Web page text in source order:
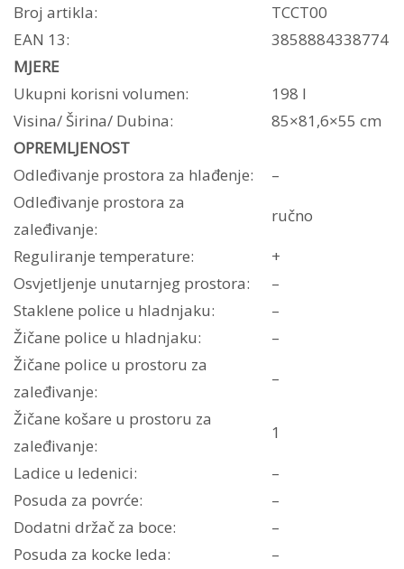
Broj artikla:
TCCT00
EAN 13:
3858884338774
MJERE
Ukupni korisni volumen:
198 l
Visina/ Širina/ Dubina:
85×81,6×55 cm
OPREMLJENOST
Odleđivanje prostora za hlađenje:
–
Odleđivanje prostora za
zaleđivanje:
ručno
Reguliranje temperature:
+
Osvjetljenje unutarnjeg prostora:
–
Staklene police u hladnjaku:
–
Žičane police u hladnjaku:
–
Žičane police u prostoru za
zaleđivanje:
–
Žičane košare u prostoru za
zaleđivanje:
1
Ladice u ledenici:
–
Posuda za povrće:
–
Dodatni držač za boce:
–
Posuda za kocke leda:
–